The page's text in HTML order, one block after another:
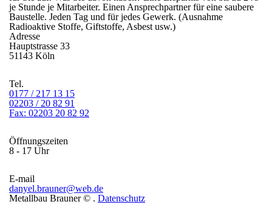
je Stunde je Mitarbeiter. Einen Ansprechpartner für eine saubere
Baustelle. Jeden Tag und für jedes Gewerk. (Ausnahme
Radioaktive Stoffe, Giftstoffe, Asbest usw.)
Adresse
Hauptstrasse 33
51143 Köln
Tel.
0177 / 217 13 15
02203 / 20 82 91
Fax: 02203 20 82 92
Öffnungszeiten
8 - 17 Uhr
E-mail
danyel.brauner@web.de
Metallbau Brauner © . Datenschutz